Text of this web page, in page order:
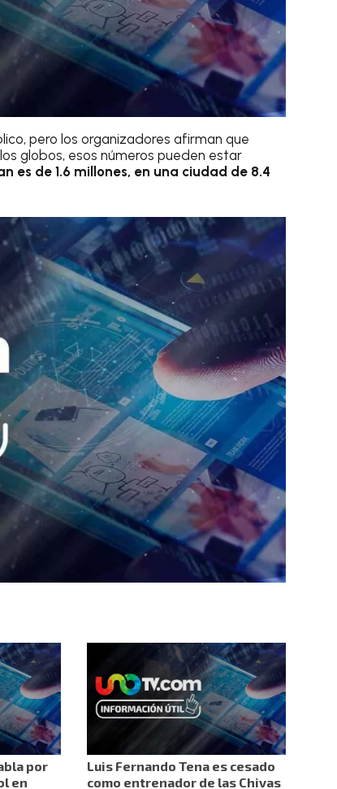
pero los organizadores afirman que
globos, esos números pueden estar
es de 1.6 millones, en una ciudad de 8.4
por
en
Luis Fernando Tena es cesado
como entrenador de las Chivas